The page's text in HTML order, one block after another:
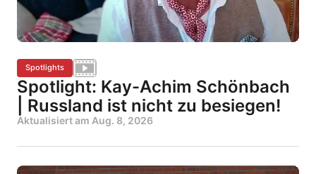
Spotlights
Spotlight: Kay-Achim Schönbach
| Russland ist nicht zu besiegen!
Aktualisiert am Aug. 8, 2026